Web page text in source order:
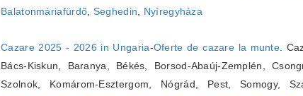
Balatonmáriafürdő, Seghedin, Nyíregyháza
Cazare 2025 - 2026 in Ungaria-Oferte de cazare la munte.
Bács-Kiskun, Baranya, Békés, Borsod-Abaúj-Zemplén,
Szolnok, Komárom-Esztergom, Nógrád, Pest, Somogy,